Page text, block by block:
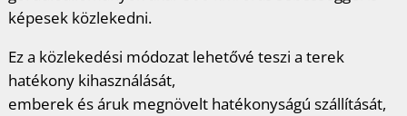
képesek közlekedni.
Ez a közlekedési módozat lehetővé teszi a terek
hatékony kihasználását,
emberek és áruk megnövelt hatékonyságú szállítását,